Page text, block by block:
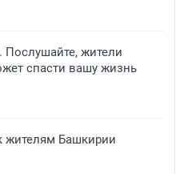
Послушайте, жители
спасти вашу жизнь
Башкирии